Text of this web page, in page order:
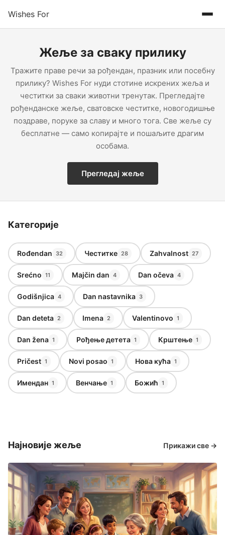
Wishes For
Жеље за сваку прилику
Тражите праве речи за рођендан, празник или посебну
прилику? Wishes For нуди стотине искрених жеља и
честитки за сваки животни тренутак. Прегледајте
рођенданске жеље, сватовске честитке, новогодишње
поздраве, поруке за славу и много тога. Све жеље су
бесплатне — само копирајте и пошаљите драгим
особама.
Прегледај жеље
Категорије
Rođendan 32 Честитке 28 Zahvalnost 27
Srećno 11 Majčin dan 4 Dan očeva 4
Godišnjica 4 Dan nastavnika 3
Dan deteta 2 Imena 2 Valentinovo 1
Dan žena 1 Рођење детета 1 Крштење 1
Pričest 1 Novi posao 1 Нова кућа 1
Имендан 1 Венчање 1 Божић 1
Најновије жеље Прикажи све →